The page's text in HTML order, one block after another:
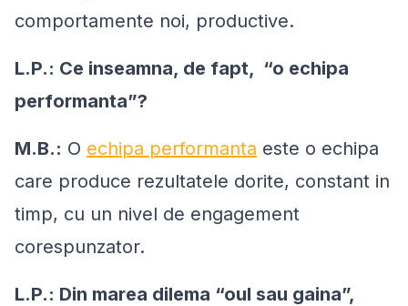
comportamente noi, productive.
L.P.: Ce inseamna, de fapt, “o echipa
performanta”?
M.B.: O echipa performanta este o echipa
care produce rezultatele dorite, constant in
timp, cu un nivel de engagement
corespunzator.
L.P.: Din marea dilema “oul sau gaina”,